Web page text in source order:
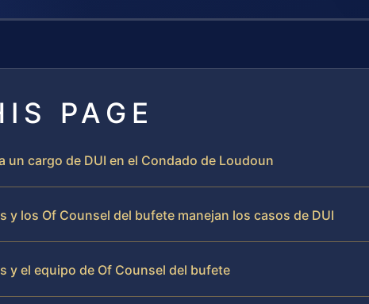
PAGE
un cargo de DUI en el Condado de Loudoun
y los Of Counsel del bufete manejan los casos de DUI
y el equipo de Of Counsel del bufete